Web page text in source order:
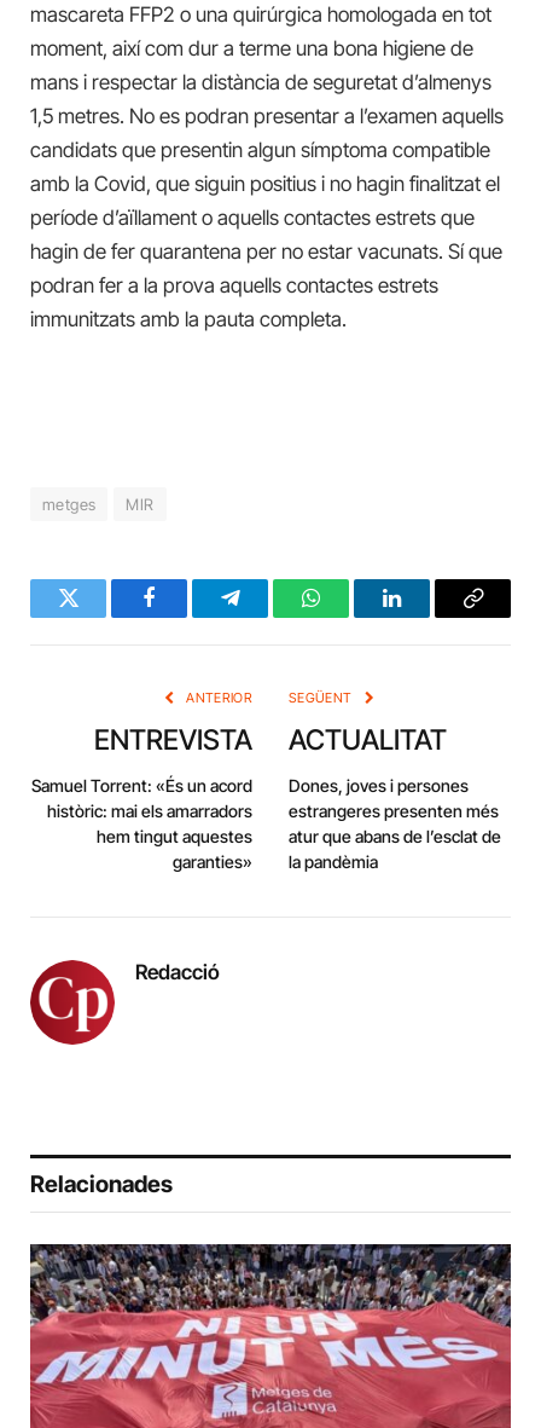
mascareta FFP2 o una quirúrgica homologada en tot
moment, així com dur a terme una bona higiene de
mans i respectar la distància de seguretat d’almenys
1,5 metres. No es podran presentar a l’examen aquells
candidats que presentin algun símptoma compatible
amb la Covid, que siguin positius i no hagin finalitzat el
període d’aïllament o aquells contactes estrets que
hagin de fer quarantena per no estar vacunats. Sí que
podran fer a la prova aquells contactes estrets
immunitzats amb la pauta completa.
metges MIR
Twitter FacebookTelegramWhatsAppLinkedInCopy
ANTERIOR
ENTREVISTA
Samuel Torrent: «És un acord
històric: mai els amarradors
hem tingut aquestes
garanties»
SEGÜENT
ACTUALITAT
Dones, joves i persones
estrangeres presenten més
atur que abans de l’esclat de
la pandèmia
Redacció
Relacionades